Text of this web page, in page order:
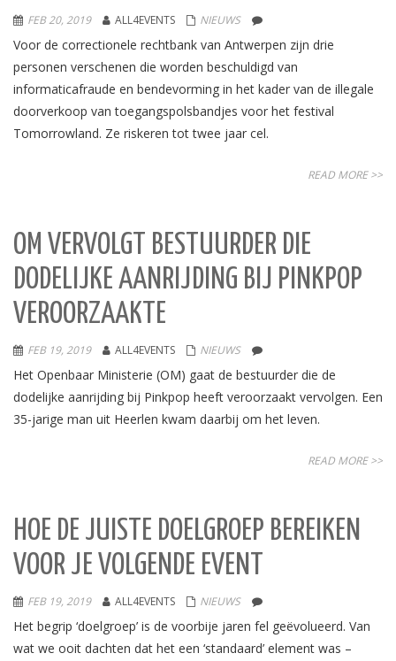
FEB 20, 2019 ALL4EVENTS NIEUWS
Voor de correctionele rechtbank van Antwerpen zijn drie
personen verschenen die worden beschuldigd van
informaticafraude en bendevorming in het kader van de illegale
doorverkoop van toegangspolsbandjes voor het festival
Tomorrowland. Ze riskeren tot twee jaar cel.
READ MORE >>
OM VERVOLGT BESTUURDER DIE
DODELIJKE AANRIJDING BIJ PINKPOP
VEROORZAAKTE
FEB 19, 2019 ALL4EVENTS NIEUWS
Het Openbaar Ministerie (OM) gaat de bestuurder die de
dodelijke aanrijding bij Pinkpop heeft veroorzaakt vervolgen. Een
35-jarige man uit Heerlen kwam daarbij om het leven.
READ MORE >>
HOE DE JUISTE DOELGROEP BEREIKEN
VOOR JE VOLGENDE EVENT
FEB 19, 2019 ALL4EVENTS NIEUWS
Het begrip ‘doelgroep’ is de voorbije jaren fel geëvolueerd. Van
wat we ooit dachten dat het een ‘standaard’ element was –